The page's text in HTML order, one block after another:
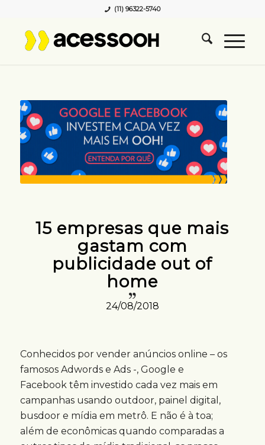
(11) 96322-5740
15 empresas que mais
gastam com
publicidade out of
home
24/08/2018
Conhecidos por vender anúncios online – os
famosos Adwords e Ads -, Google e
Facebook têm investido cada vez mais em
campanhas usando outdoor, painel digital,
busdoor e mídia em metrô. E não é à toa;
além de econômicas quando comparadas a